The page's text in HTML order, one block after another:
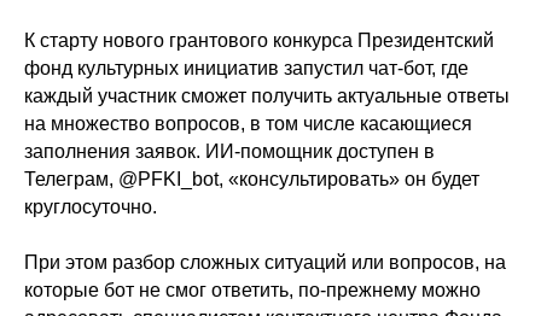
К старту нового грантового конкурса Президентский
фонд культурных инициатив запустил чат-бот, где
каждый участник сможет получить актуальные ответы
на множество вопросов, в том числе касающиеся
заполнения заявок. ИИ-помощник доступен в
Телеграм, @PFKI_bot, «консультировать» он будет
круглосуточно.
При этом разбор сложных ситуаций или вопросов, на
которые бот не смог ответить, по-прежнему можно